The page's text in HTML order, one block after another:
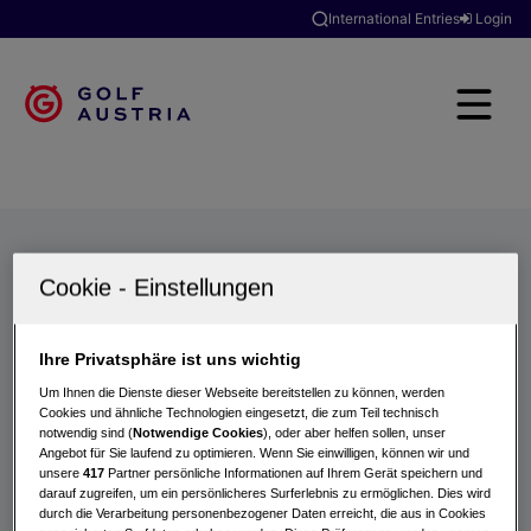
International Entries Login
Turniere
Ihre Privatsphäre ist uns wichtig
Um Ihnen die Dienste dieser Webseite bereitstellen zu können, werden
Cookies und ähnliche Technologien eingesetzt, die zum Teil technisch
notwendig sind (Notwendige Cookies), oder aber helfen sollen, unser
Angebot für Sie laufend zu optimieren. Wenn Sie einwilligen, können wir und
unsere417 Partner persönliche Informationen auf Ihrem Gerät speichern und
darauf zugreifen, um ein persönlicheres Surferlebnis zu ermöglichen. Dies wird
durch die Verarbeitung personenbezogener Daten erreicht, die aus in Cookies